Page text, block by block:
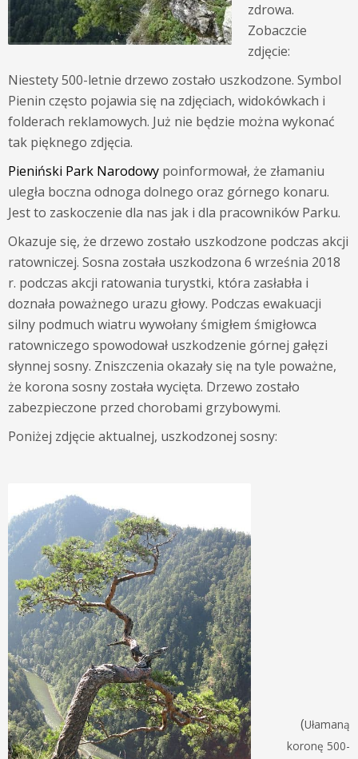
zdrowa.
Zobaczcie
zdjęcie:
Niestety 500-letnie drzewo zostało uszkodzone. Symbol
Pienin często pojawia się na zdjęciach, widokówkach i
folderach reklamowych. Już nie będzie można wykonać
tak pięknego zdjęcia.
Pieniński Park Narodowy poinformował, że złamaniu
uległa boczna odnoga dolnego oraz górnego konaru.
Jest to zaskoczenie dla nas jak i dla pracowników Parku.
Okazuje się, że drzewo zostało uszkodzone podczas akcji
ratowniczej. Sosna została uszkodzona 6 września 2018
r. podczas akcji ratowania turystki, która zasłabła i
doznała poważnego urazu głowy. Podczas ewakuacji
silny podmuch wiatru wywołany śmigłem śmigłowca
ratowniczego spowodował uszkodzenie górnej gałęzi
słynnej sosny. Zniszczenia okazały się na tyle poważne,
że korona sosny została wycięta. Drzewo zostało
zabezpieczone przed chorobami grzybowymi.
Poniżej zdjęcie aktualnej, uszkodzonej sosny:
(Ułamaną
koronę 500-